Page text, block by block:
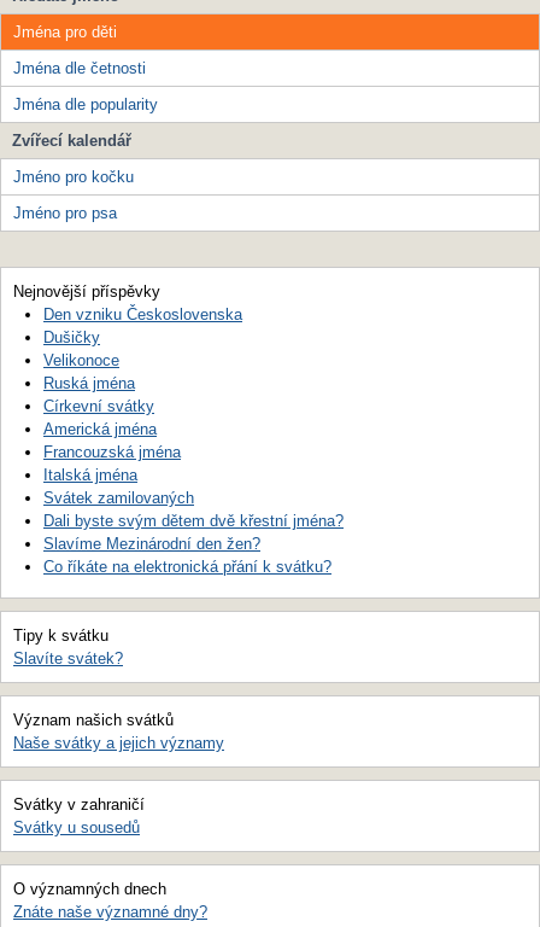
Jména pro děti
Jména dle četnosti
Jména dle popularity
Zvířecí kalendář
Jméno pro kočku
Jméno pro psa
Nejnovější příspěvky
Den vzniku Československa
Dušičky
Velikonoce
Ruská jména
Církevní svátky
Americká jména
Francouzská jména
Italská jména
Svátek zamilovaných
Dali byste svým dětem dvě křestní jména?
Slavíme Mezinárodní den žen?
Co říkáte na elektronická přání k svátku?
Tipy k svátku
Slavíte svátek?
Význam našich svátků
Naše svátky a jejich významy
Svátky v zahraničí
Svátky u sousedů
O významných dnech
Znáte naše významné dny?